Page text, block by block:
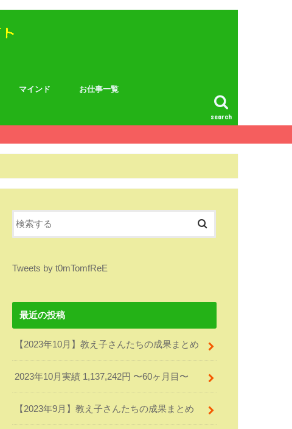
search
マインド お仕事一覧
Tweets by t0mTomfReE
最近の投稿
【2023年10月】教え子さんたちの成果まとめ
2023年10月実績 1,137,242円 〜60ヶ月目〜
【2023年9月】教え子さんたちの成果まとめ